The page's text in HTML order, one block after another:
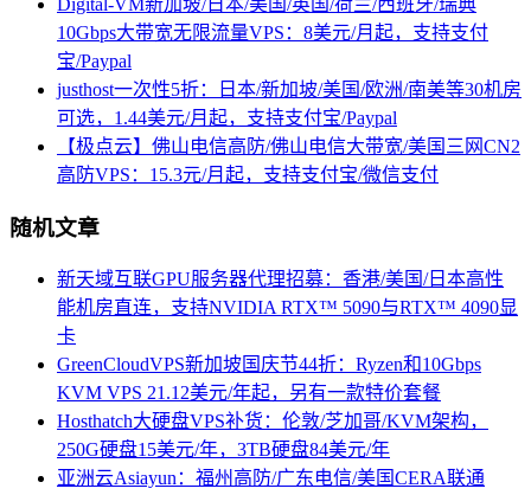
10Gbps大带宽无限流量VPS：8美元/月起，支持支付
宝/Paypal
justhost一次性5折：日本/新加坡/美国/欧洲/南美等30机房
可选，1.44美元/月起，支持支付宝/Paypal
【极点云】佛山电信高防/佛山电信大带宽/美国三网CN2
高防VPS：15.3元/月起，支持支付宝/微信支付
随机文章
新天域互联GPU服务器代理招募：香港/美国/日本高性
能机房直连，支持NVIDIA RTX™ 5090与RTX™ 4090显
卡
GreenCloudVPS新加坡国庆节44折：Ryzen和10Gbps
KVM VPS 21.12美元/年起，另有一款特价套餐
Hosthatch大硬盘VPS补货：伦敦/芝加哥/KVM架构，
250G硬盘15美元/年，3TB硬盘84美元/年
亚洲云Asiayun：福州高防/广东电信/美国CERA联通